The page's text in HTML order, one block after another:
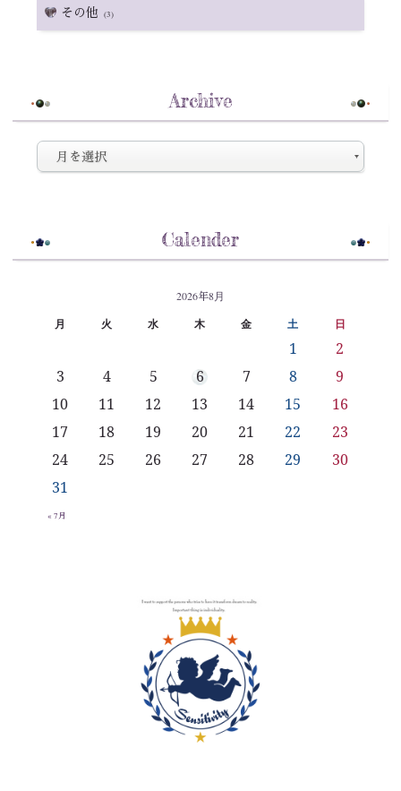
その他 (3)
Archive
Calender
2026年8月
月 火 水 木 金 土 日
1
2
3
4 5 6 7 8
9
10
11 12 13 14 15
16
17
18 19 20 21 22
23
24
25 26 27 28 29
30
31
« 7月